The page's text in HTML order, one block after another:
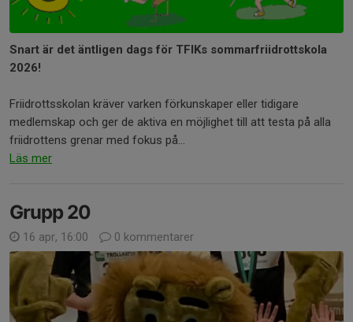
Snart är det äntligen dags för TFIKs sommarfriidrottskola
2026!
Friidrottsskolan kräver varken förkunskaper eller tidigare
medlemskap och ger de aktiva en möjlighet till att testa på alla
friidrottens grenar med fokus på...
Läs mer
Grupp 20
16 apr, 16:00 0 kommentarer